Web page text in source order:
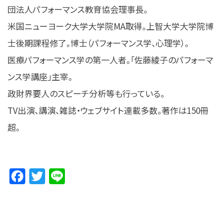
団法人パフォーマンス教育協会理事長。
米国ニューヨーク大学大学院MA取得。上智大学大学院博
士後期課程修了。博士（パフォーマンス学、心理学）。
医療パフォーマンス学の第一人者。「佐藤綾子のパフォーマ
ンス学講座」主宰。
政財界要人のスピーチ分析等も行っている。
TV出演、講演、雑誌・ウェブサイト連載多数。著作は150冊
超。
Facebook
Twitter